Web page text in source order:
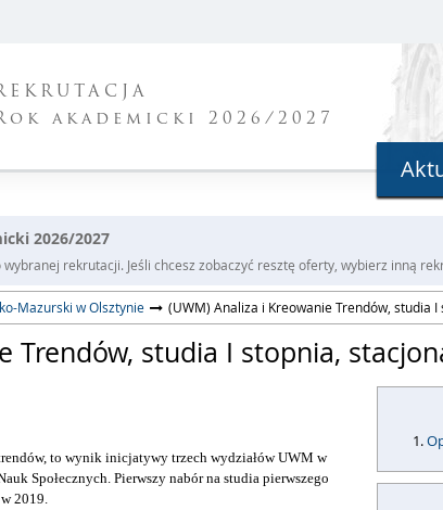
akademicki 2026/2027
2026/2027
rekrutacji. Jeśli chcesz zobaczyć resztę oferty, wybierz inną
Mazurski w Olsztynie (UWM) Analiza i Kreowanie Trendów, studia
Trendów, studia I stopnia,
to wynik inicjatywy trzech wydziałów UWM w
Społecznych. Pierwszy nabór na studia pierwszego
2019.